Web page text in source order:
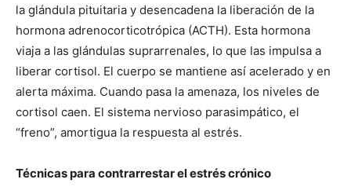
la glándula pituitaria y desencadena la liberación de la
hormona adrenocorticotrópica (ACTH). Esta hormona
viaja a las glándulas suprarrenales, lo que las impulsa a
liberar cortisol. El cuerpo se mantiene así acelerado y en
alerta máxima. Cuando pasa la amenaza, los niveles de
cortisol caen. El sistema nervioso parasimpático, el
“freno”, amortigua la respuesta al estrés.
Técnicas para contrarrestar el estrés crónico